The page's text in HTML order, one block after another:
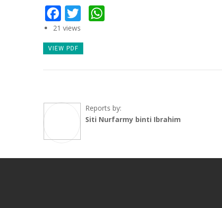
Facebook
Twitter
21 views
VIEW PDF
Reports by:
Siti Nurfarmy binti Ibrahim